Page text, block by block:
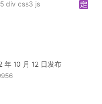
div css3 js
年 10 月 12 日发布